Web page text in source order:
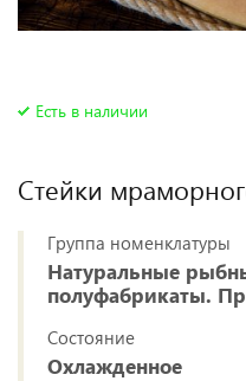
Есть в наличии
Стейки
Группа номенклатуры
Натуральные
полуфабрикаты.
Состояние
Охлажденное